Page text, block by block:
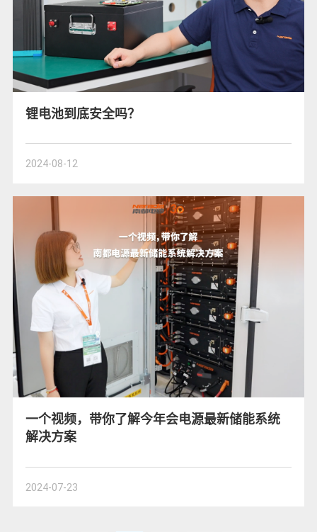
锂电池到底安全吗？
2024-08-12
一个视频，带你了解今年会电源最新储能系统
解决方案
2024-07-23